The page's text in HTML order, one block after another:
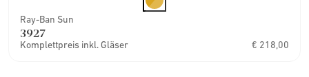
Ray-Ban Sun
3927
Komplettpreis inkl. Gläser € 218,00